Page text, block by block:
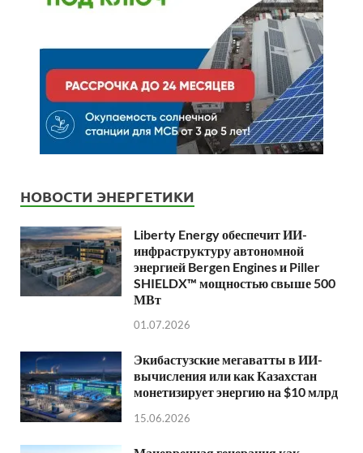
НОВОСТИ ЭНЕРГЕТИКИ
Liberty Energy обеспечит ИИ-
инфраструктуру автономной
энергией Bergen Engines и Piller
SHIELDX™ мощностью свыше 500
МВт
01.07.2026
Экибастузские мегаватты в ИИ-
вычисления или как Казахстан
монетизирует энергию на $10 млрд
15.06.2026